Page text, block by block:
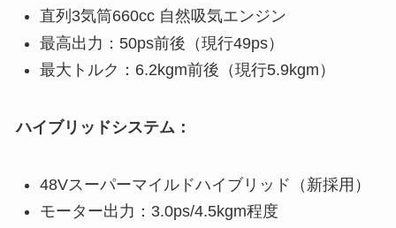
直列3気筒660cc 自然吸気エンジン
最高出力：50ps前後（現行49ps）
最大トルク：6.2kgm前後（現行5.9kgm）
ハイブリッドシステム：
48Vスーパーマイルドハイブリッド（新採用）
モーター出力：3.0ps/4.5kgm程度